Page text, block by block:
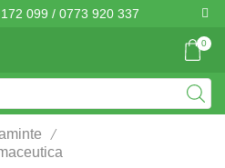
099 / 0773 920 337
0
/